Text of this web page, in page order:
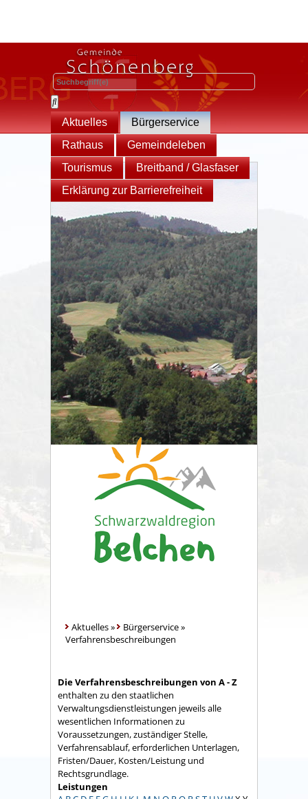
Aktuelles
Bürgerservice
Rathaus
Gemeindeleben
Tourismus
Breitband / Glasfaser
Erklärung zur Barrierefreiheit
Aktuelles» Bürgerservice»
Verfahrensbeschreibungen
Die Verfahrensbeschreibungen von A - Z
enthalten zu den staatlichen
Verwaltungsdienstleistungen jeweils alle
wesentlichen Informationen zu
Voraussetzungen, zuständiger Stelle,
Verfahrensablauf, erforderlichen Unterlagen,
Fristen/Dauer, Kosten/Leistung und
Rechtsgrundlage.
Leistungen